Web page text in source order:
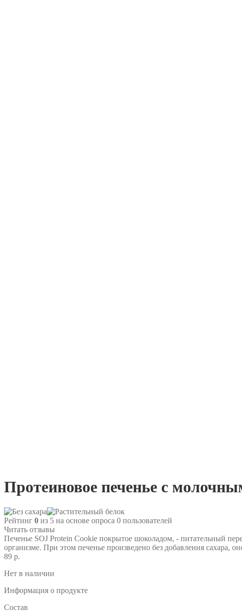
Протеиновое печенье c
Рейтинг 0 из 5 на основе опроса 0 пользователей
Читать отзывы
Печенье SOJ Protein Cookie покрытое шоколадом, - питательный
организме. При этом печенье произведено без добавления сахара,
89 р.
Нет в наличии
Информация о продукте
Состав